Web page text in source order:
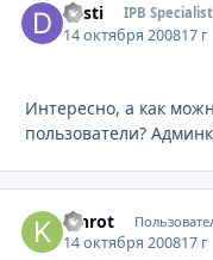
desti IPB Specialist
14 октября 200817 г
Интересно, а как
пользователи?
Kinrot
14 октября 200817 г